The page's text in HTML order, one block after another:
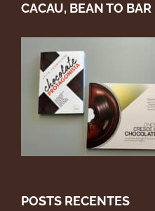
CACAU, BEAN TO
POSTS RECENTES